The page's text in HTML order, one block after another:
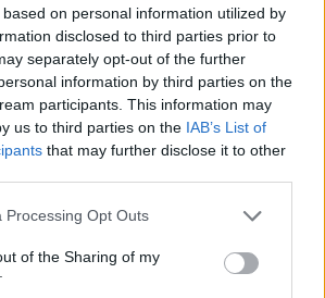
on personal information utilized by
disclosed to third parties prior to
separately opt-out of the further
information by third parties on the
participants. This information may
us to third parties on the IAB’s List of
that may further disclose it to other
Processing Opt Outs
of the Sharing of my
να προσεγγίσει την κλίμακα
επιδημίας της Δυτικής Αφρικής
οποία στοίχισε τη ζωή σε
από 11.000 ανθρώπους.
ΔΙΑΦΗΜΙΣΗ